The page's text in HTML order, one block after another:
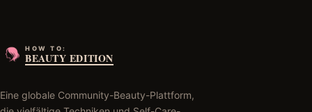
HOW TO:
BEAUTY EDITION
Eine globale Community-Beauty-Plattform,